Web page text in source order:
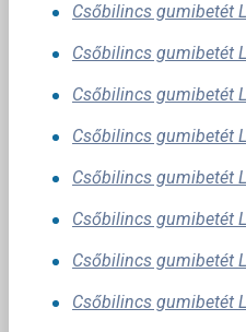
Csőbilincs gumibetét
Csőbilincs gumibetét
Csőbilincs gumibetét
Csőbilincs gumibetét
Csőbilincs gumibetét
Csőbilincs gumibetét
Csőbilincs gumibetét
Csőbilincs gumibetét